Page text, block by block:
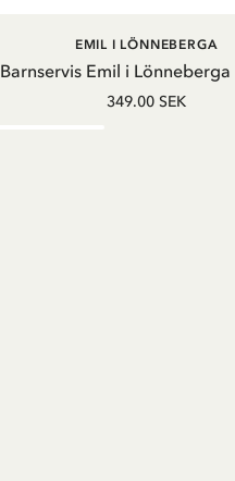
LÄGG I VARUKORG
Barnservis Emil i
EMIL I LÖNNEBERGA
349.00 SEK